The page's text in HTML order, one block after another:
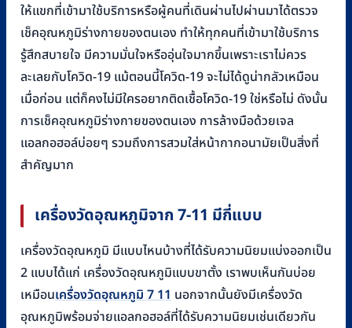
ให้แขกที่เข้ามาใช้บริการหรือผู้คนที่เดินผ่านไปผ่านมาได้ตรวจ
เช็คอุณหภูมิร่างกายของตนเอง ทำให้ทุกคนที่เข้ามาใช้บริการ
รู้สึกสบายใจ มีความมั่นใจหรืออุ่นใจมากขึ้นเพราะเราไม่ควร
ละเลยกับโควิด-19 แม้ตอนนี้โควิด-19 จะไม่ได้ดูน่ากลัวเหมือน
เมื่อก่อน แต่ก็คงไม่มีใครอยากติดเชื้อโควิด-19 ใช่หรือไม่ ดังนั้น
การเช็คอุณหภูมิร่างกายของตนเอง การล้างมือด้วยเจล
แอลกอฮอล์บ่อยๆ รวมถึงการสวมใส่หน้ากากอนามัยเป็นสิ่งที่
สำคัญมาก
เครื่องวัดอุณหภูมิจาก 7-11 มีกี่แบบ
เครื่องวัดอุณหภูมิ มีแบบไหนบ้างที่ได้รับความนิยมแบ่งออกเป็น
2 แบบได้แก่ เครื่องวัดอุณหภูมิแบบขาตั้ง เราพบเห็นกันบ่อย
เหมือนเครื่องวัดอุณหภูมิ 7 11 นอกจากนั้นยังมีเครื่องวัด
อุณหภูมิพร้อมจ่ายแอลกอฮอล์ที่ได้รับความนิยมเช่นเดียวกัน